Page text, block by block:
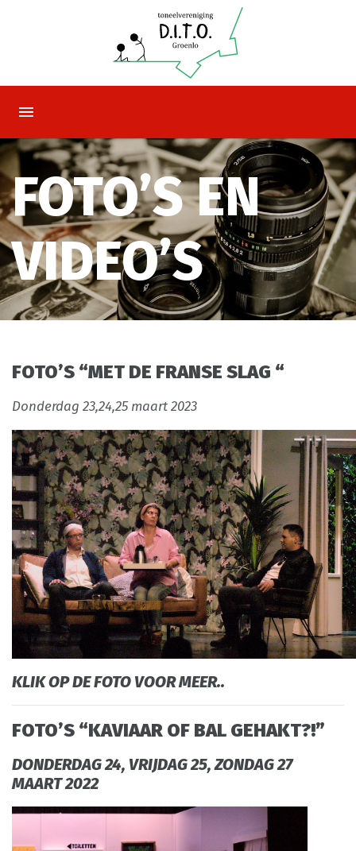
FOTO’S EN
VIDEO’S
FOTO’S “MET DE FRANSE SLAG “
Donderdag 23,24,25 maart 2023
KLIK OP DE FOTO VOOR MEER..
FOTO’S “KAVIAAR OF BAL GEHAKT?!”
DONDERDAG 24, VRIJDAG 25, ZONDAG 27
MAART 2022